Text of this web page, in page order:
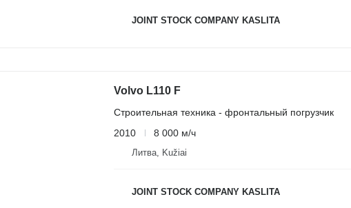
JOINT STOCK COMPANY KASLITA
Volvo L110 F
Строительная техника - фронтальный погрузчик
2010
8 000 м/ч
Литва, Kužiai
JOINT STOCK COMPANY KASLITA